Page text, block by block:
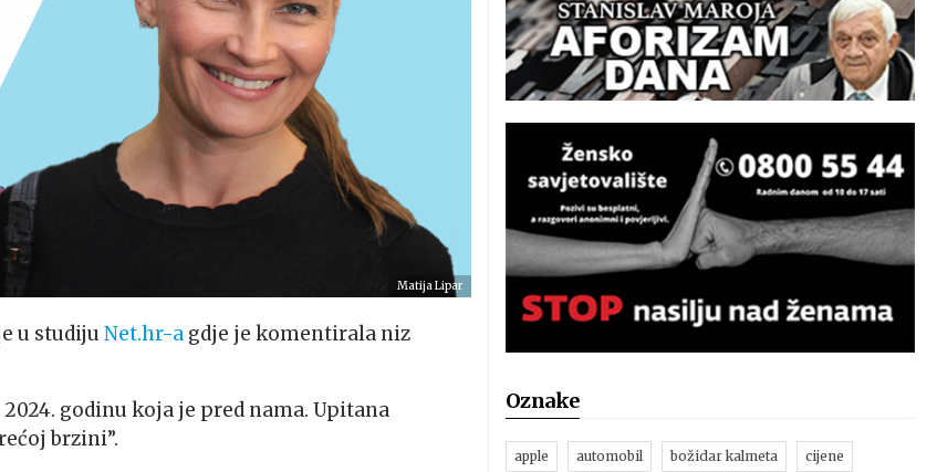
Matija Lipar
u studiju Net.hr-a gdje je komentirala niz
godinu koja je pred nama. Upitana
brzini”.
Oznake
apple automobil božidar kalmeta cijene